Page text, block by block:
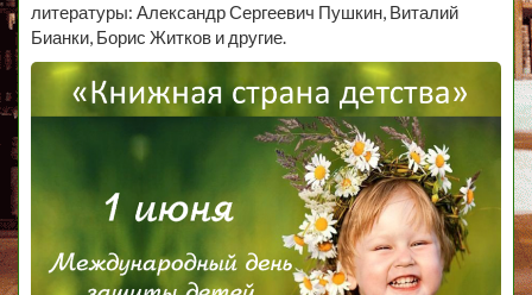
литературы: Александр Сергеевич Пушкин, Виталий
Бианки, Борис Житков и другие.